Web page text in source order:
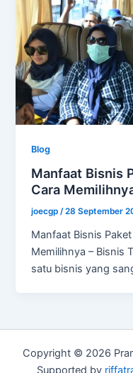
Blog
Manfaat Bisnis
Cara
joecgp/28 September
Manfaat Bisnis
Memilihnya – Bisnis
satu bisnis yang
Copyright © 2026
Supported by